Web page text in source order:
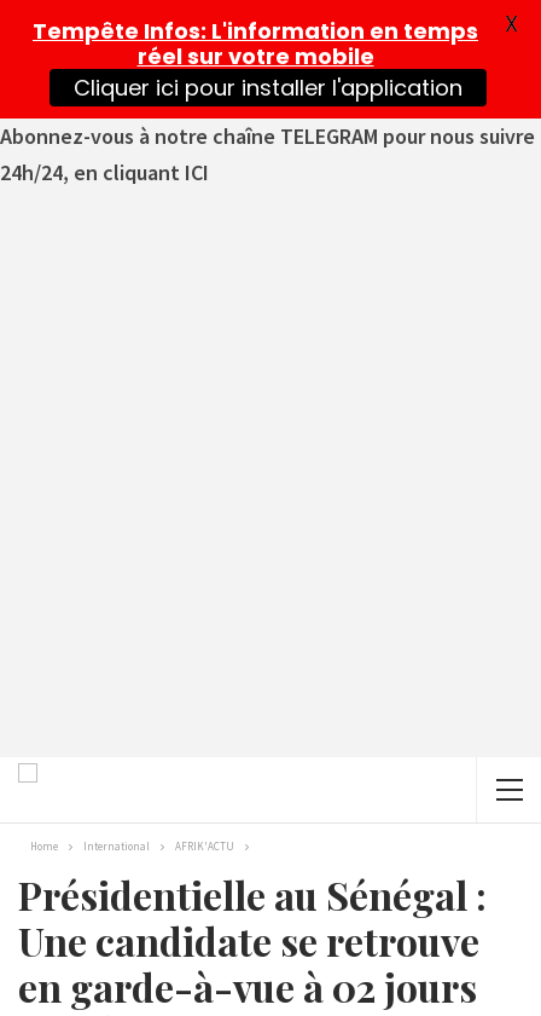
Abonnez-vous à notre chaîne TELEGRAM pour nous suivre
24h/24, en cliquant ICI
Home International AFRIK'ACTU
Présidentielle au Sénégal :
Une candidate se retrouve
en garde-à-vue à 02 jours
Tempête Infos: L'information en temps
réel sur votre mobile
Cliquer ici pour installer l'application
X